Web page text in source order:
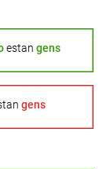
estangens
gens